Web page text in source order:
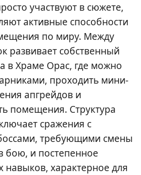
участвуют в сюжете,
активные способности
по миру. Между
развивает собственный
в Храме Орас, где можно
проходить мини-
апгрейдов и
помещения. Структура
сражения с
требующими смены
бою, и постепенное
навыков, характерное для